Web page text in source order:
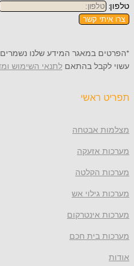
טלפון:
צרו איתי קשר
*הפרטים במאגר המידע שלנו
עשוי לקבל בהתאם לתנאי השימוש
תפריט ראשי
מצלמות אבטחה
מערכות אזעקה
מערכות הקלטה
מערכות גילוי אש
מערכות אינטרקום
מערכות בית חכם
אודות